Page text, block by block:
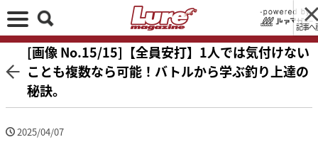
記事へ
[画像 No.15/15]【全員安打】1人では気付けない
ことも複数なら可能！バトルから学ぶ釣り上達の
秘訣。
2025/04/07